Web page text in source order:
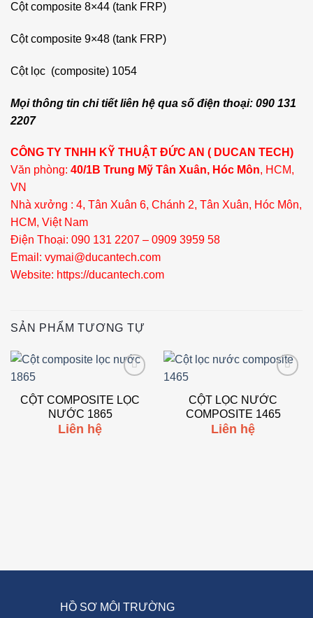
Cột composite 8×44 (tank FRP)
Cột composite 9×48 (tank FRP)
Cột lọc (composite) 1054
Mọi thông tin chi tiết liên hệ qua số điện thoại: 090 131
2207
CÔNG TY TNHH KỸ THUẬT ĐỨC AN ( DUCAN TECH)
Văn phòng: 40/1B Trung Mỹ Tân Xuân, Hóc Môn, HCM,
VN
Nhà xưởng : 4, Tân Xuân 6, Chánh 2, Tân Xuân, Hóc Môn,
HCM, Việt Nam
Điện Thoại: 090 131 2207 – 0909 3959 58
Email: vymai@ducantech.com
Website: https://ducantech.com
SẢN PHẨM TƯƠNG TỰ
wishlist
CỘT COMPOSITE LỌC
NƯỚC 1865
Liên hệ
wishlist
CỘT LỌC NƯỚC
COMPOSITE 1465
Liên hệ
HỒ SƠ MÔI TRƯỜNG